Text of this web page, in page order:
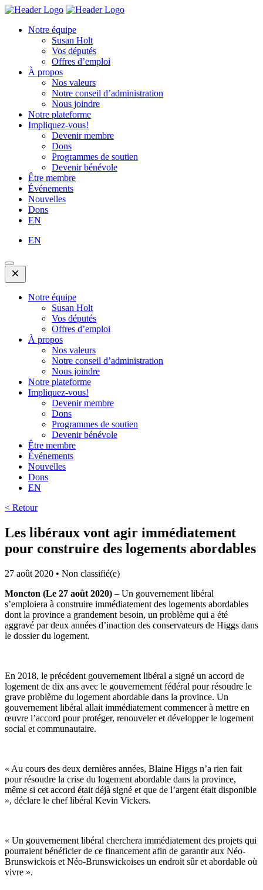
Skip
content
Homepage
Homepage
Notre équipe
Susan Holt
Vos députés
Offres d’emploi
À propos
Nos valeurs
Notre conseil d’administration
Nous joindre
Notre plateforme
Impliquez-vous!
Devenir membre
Dons
Programmes de soutien
Devenir bénévole
Être membre
Événements
Nouvelles
Dons
EN
EN
Open
Mobile
Menu
Notre équipe
Susan Holt
Vos députés
Offres d’emploi
À propos
Nos valeurs
Notre conseil d’administration
Nous joindre
Notre plateforme
Impliquez-vous!
Devenir membre
Dons
Programmes de soutien
Devenir bénévole
Être membre
Événements
Nouvelles
Dons
EN
< Retour
Les libéraux vont agir immédiatement
pour construire des logements abordables
27 août 2020 • Non classifié(e)
Moncton (Le 27 août 2020) – Un gouvernement libéral
s’emploiera à construire immédiatement des logements abordables
dont la province a grandement besoin, un problème qui a été
aggravé par deux années d’inaction des conservateurs de Higgs dans
le dossier du logement.
En 2018, le précédent gouvernement libéral a signé un accord de
logement de dix ans avec le gouvernement fédéral pour résoudre le
grave problème du logement abordable dans la province. Un
gouvernement libéral allait immédiatement commencer à mettre en
œuvre l’accord pour protéger, renouveler et développer le logement
social et communautaire.
« Au cours des deux dernières années, Blaine Higgs n’a rien fait
pour résoudre la crise du logement abordable dans la province,
même si cet accord était déjà signé et que de l’argent était disponible
», déclare le chef libéral Kevin Vickers.
« Un gouvernement libéral cherchera immédiatement des projets qui
pourraient bénéficier de ce financement afin de garantir aux Néo-
Brunswickois et Néo-Brunswickoises un endroit sûr et abordable où
vivre ».